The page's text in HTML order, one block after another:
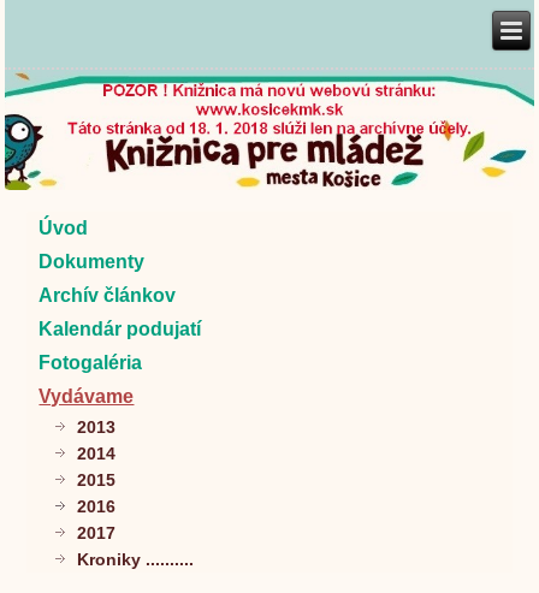
Úvod
Dokumenty
Archív článkov
Kalendár podujatí
Fotogaléria
Vydávame
2013
2014
2015
2016
2017
Kroniky ..........